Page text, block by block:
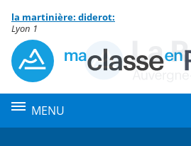
Menu de la rubrique
Contenu
la martinière: diderot:
Lyon 1
MENU